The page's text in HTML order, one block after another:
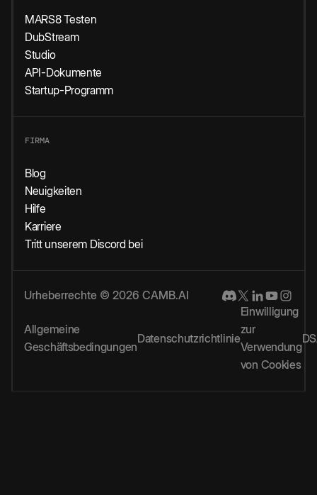
MARS8 Testen
DubStream
Studio
API-Dokumente
Startup-Programm
FIRMA
Blog
Neuigkeiten
Hilfe
Karriere
Tritt unserem Discord bei
Urheberrechte © 2026 CAMB.AI
Allgemeine
Geschäftsbedingungen
Datenschutzrichtlinie
Einwilligung
zur
Verwendung
von Cookies